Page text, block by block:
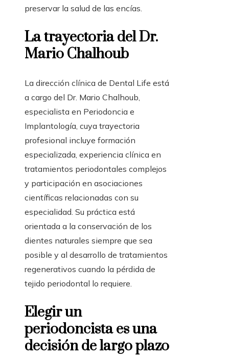
preservar la salud de las encías.
La trayectoria del Dr.
Mario Chalhoub
La dirección clínica de Dental Life está
a cargo del Dr. Mario Chalhoub,
especialista en Periodoncia e
Implantología, cuya trayectoria
profesional incluye formación
especializada, experiencia clínica en
tratamientos periodontales complejos
y participación en asociaciones
científicas relacionadas con su
especialidad. Su práctica está
orientada a la conservación de los
dientes naturales siempre que sea
posible y al desarrollo de tratamientos
regenerativos cuando la pérdida de
tejido periodontal lo requiere.
Elegir un
periodoncista es una
decisión de largo plazo